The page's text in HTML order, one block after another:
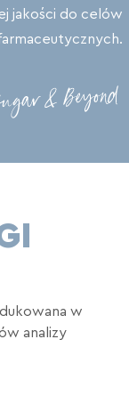
jakości do celów
w
analizy